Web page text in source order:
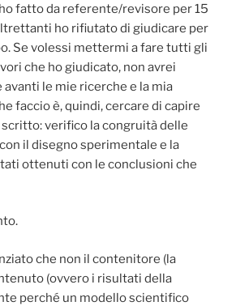
fatto da referente/revisore per 15
ho rifiutato di giudicare per
Se volessi mettermi a fare tutti gli
che ho giudicato, non avrei
le mie ricerche e la mia
faccio è, quindi, cercare di capire
verifico la congruità delle
il disegno sperimentale e la
ottenuti con le conclusioni che
che non il contenitore (la
(ovvero i risultati della
perché un modello scientifico